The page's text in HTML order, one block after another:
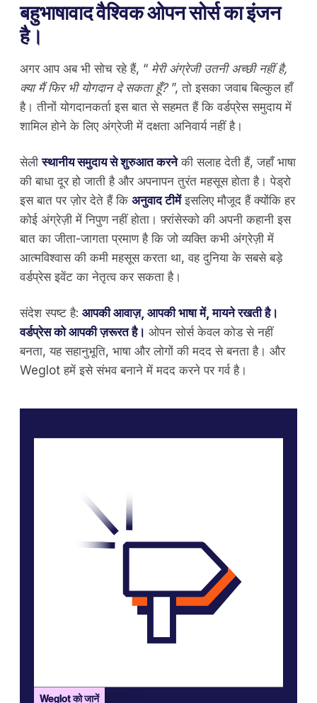
बहुभाषावाद वैश्विक ओपन सोर्स का इंजन
है।
अगर आप अब भी सोच रहे हैं, “ मेरी अंग्रेजी उतनी अच्छी नहीं है,
क्या मैं फिर भी योगदान दे सकता हूँ?”, तो इसका जवाब बिल्कुल हाँ
है। तीनों योगदानकर्ता इस बात से सहमत हैं कि वर्डप्रेस समुदाय में
शामिल होने के लिए अंग्रेजी में दक्षता अनिवार्य नहीं है।
सेलीस्थानीय समुदाय से शुरुआत करनेकी सलाह देती हैं, जहाँ भाषा
की बाधा दूर हो जाती है और अपनापन तुरंत महसूस होता है। पेड्रो
इस बात पर ज़ोर देते हैं कि अनुवाद टीमेंइसलिए मौजूद हैं क्योंकि हर
कोई अंग्रेज़ी में निपुण नहीं होता। फ़्रांसेस्को की अपनी कहानी इस
बात का जीता-जागता प्रमाण है कि जो व्यक्ति कभी अंग्रेज़ी में
आत्मविश्वास की कमी महसूस करता था, वह दुनिया के सबसे बड़े
वर्डप्रेस इवेंट का नेतृत्व कर सकता है।
संदेश स्पष्ट है: आपकी आवाज़, आपकी भाषा में, मायने रखती है।
वर्डप्रेस को आपकी ज़रूरत है। ओपन सोर्स केवल कोड से नहीं
बनता, यह सहानुभूति, भाषा और लोगों की मदद से बनता है। और
Weglot हमें इसे संभव बनाने में मदद करने पर गर्व है।
Weglot को जानें